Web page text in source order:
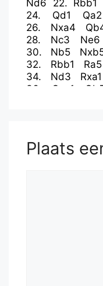
Nd6
22. Rbb1
24. Qd1 Qa2
26. Nxa4
28. Nc3 Ne6
30. Nb5
32. Rbb1 Ra5
34. Nd3 Rxa1
36.
Qxa1
48.Qb3 Nc4
Plaats